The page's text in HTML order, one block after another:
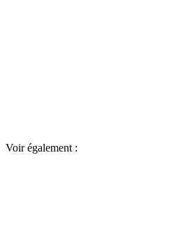
Voir également :